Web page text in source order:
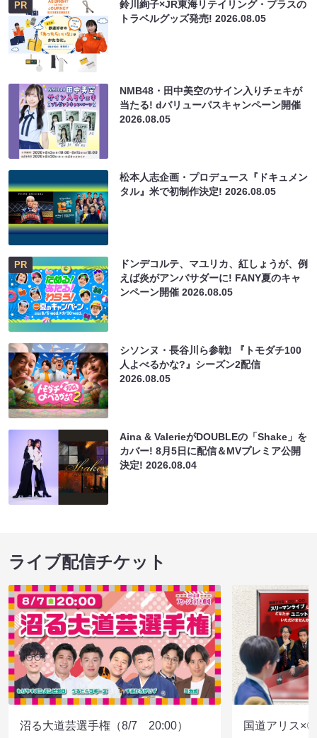
PR
鈴川絢子×JR東海リテイリング・プラスの
トラベルグッズ発売!2026.08.05
NMB48・田中美空のサイン入りチェキが
当たる! dバリューパスキャンペーン開催
2026.08.05
松本人志企画・プロデュース『ドキュメン
タル』米で初制作決定!2026.08.05
PR
ドンデコルテ、マユリカ、紅しょうが、例
えば炎がアンバサダーに! FANY夏のキャ
ンペーン開催2026.08.05
シソンヌ・長谷川ら参戦! 『トモダチ100
人よべるかな?』シーズン2配信
2026.08.05
Aina & ValerieがDOUBLEの「Shake」を
カバー! 8月5日に配信＆MVプレミア公開
決定!2026.08.04
ライブ配信チケット
沼る大道芸選手権（8/7 20:00）
国道アリス×